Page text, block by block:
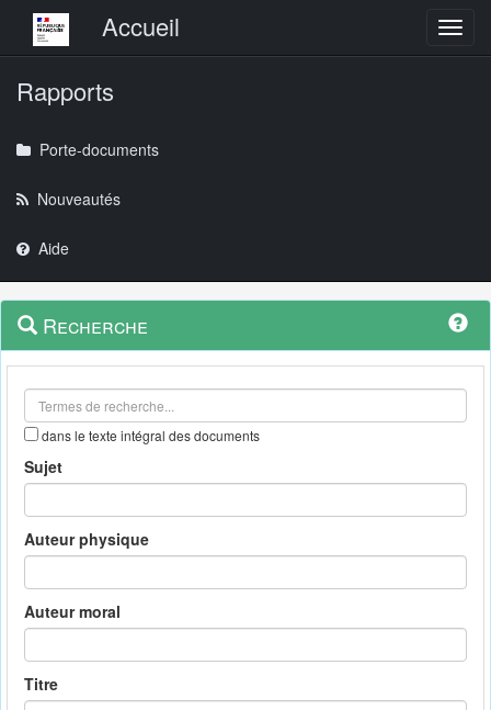
Menu principalAccueil
Rapports
Porte-documents
Nouveautés
Aide
Navigation
outils
Menu
contextuel
Recherche
dans le texte intégral des documents
Sujet
Auteur physique
Auteur moral
Titre